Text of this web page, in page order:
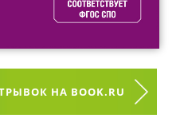
НА BOOK.RU